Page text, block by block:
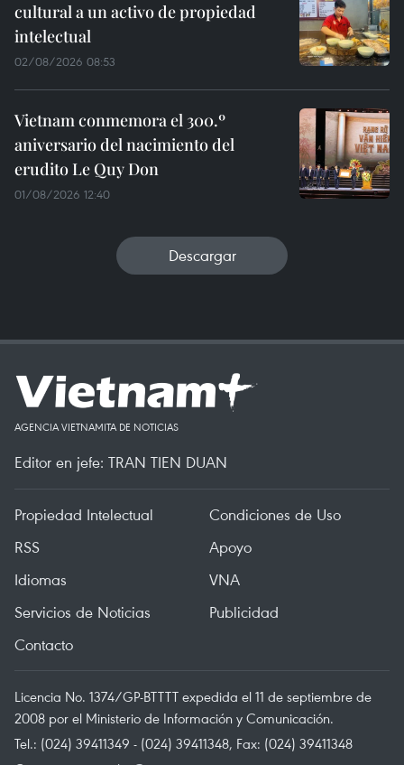
cultural a un activo de propiedad
intelectual
02/08/2026 08:53
Vietnam conmemora el 300.º
aniversario del nacimiento del
erudito Le Quy Don
01/08/2026 12:40
Descargar
AGENCIA VIETNAMITA DE NOTICIAS
Editor en jefe: TRAN TIEN DUAN
Propiedad Intelectual
Condiciones de Uso
RSS
Apoyo
Idiomas
VNA
Servicios de Noticias
Publicidad
Contacto
Licencia No. 1374/GP-BTTTT expedida el 11 de septiembre de
2008 por el Ministerio de Información y Comunicación.
Tel.: (024) 39411349 - (024) 39411348, Fax: (024) 39411348